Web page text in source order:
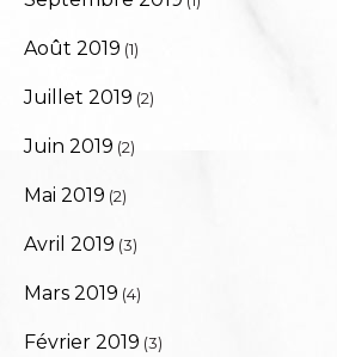
Août 2019 (1)
Juillet 2019 (2)
Juin 2019 (2)
Mai 2019 (2)
Avril 2019 (3)
Mars 2019 (4)
Février 2019 (3)